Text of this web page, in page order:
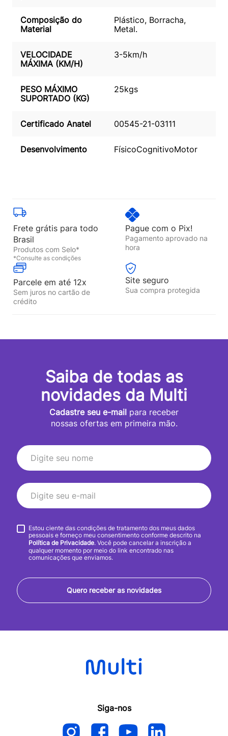
Composição do
Material
Plástico, Borracha,
Metal.
VELOCIDADE
MÁXIMA (KM/H)
3-5km/h
PESO MÁXIMO
SUPORTADO (KG)
25kgs
Certificado Anatel 00545-21-03111
Desenvolvimento FísicoCognitivoMotor
Frete grátis para todo
Brasil
Produtos com Selo*
*Consulte as condições
Pague com o Pix!
Pagamento aprovado na
hora
Parcele em até 12x
Sem juros no cartão de
crédito
Site seguro
Sua compra protegida
Saiba de todas as
novidades da Multi
Cadastre seu e-mail para receber
nossas ofertas em primeira mão.
Quero receber as novidades
Estou ciente das condições de tratamento dos meus dados
pessoais e forneço meu consentimento conforme descrito na
Política de Privacidade. Você pode cancelar a inscrição a
qualquer momento por meio do link encontrado nas
comunicações que enviamos.
Siga-nos